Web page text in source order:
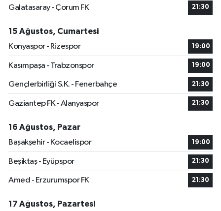
Galatasaray - Çorum FK
21:30
15 Ağustos, Cumartesi
Konyaspor - Rizespor
19:00
Kasımpaşa - Trabzonspor 19:00
Gençlerbirliği S.K. - Fenerbahçe 21:30
Gaziantep FK - Alanyaspor 21:30
16 Ağustos, Pazar
Başakşehir - Kocaelispor
19:00
Beşiktaş - Eyüpspor 21:30
Amed - Erzurumspor FK 21:30
17 Ağustos, Pazartesi